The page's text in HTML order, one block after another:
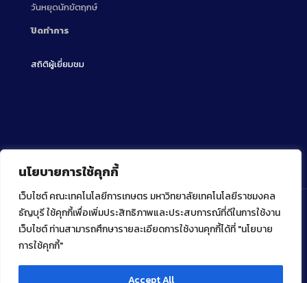
นโยบายการใช้คุกกี้
เว็บไซต์ คณะเทคโนโลยีการเกษตร มหาวิทยาลัยเทคโนโลยีราชมงคล
ธัญบุรี ใช้คุกกี้เพื่อเพิ่มประสิทธิภาพและประสบการณ์ที่ดีในการใช้งาน
เว็บไซต์ ท่านสามารถศึกษารายละเอียดการใช้งานคุกกี้ได้ที่ "นโยบาย
การใช้คุกกี้"
Accept All
วันหยุดนักขัตฤกษ์
ปิดทำการ
สถิติผู้เยี่ยมชม
Copyright ⓒ 2022 คณะเทคโนโลยีการเกษตร มหาวิทยาลัย